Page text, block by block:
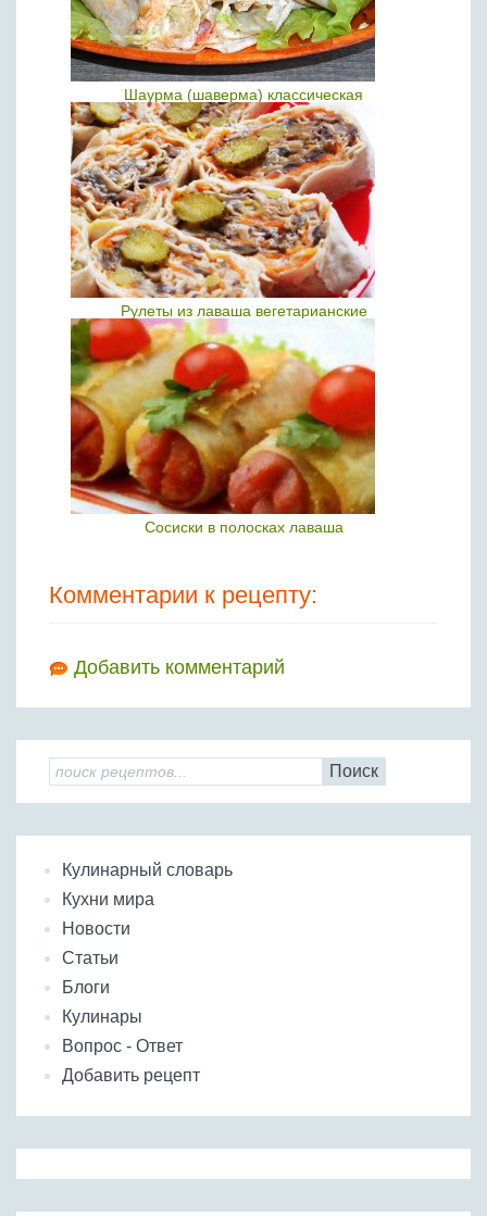
Шаурма (шаверма) классическая
Рулеты из лаваша вегетарианские
Сосиски в полосках лаваша
Комментарии к рецепту:
Добавить комментарий
Поиск
Кулинарный словарь
Кухни мира
Новости
Статьи
Блоги
Кулинары
Вопрос - Ответ
Добавить рецепт